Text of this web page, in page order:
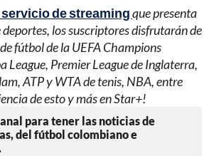
de streamingque presenta
los suscriptores disfrutarán de
fútbol de la UEFA Champions
League, Premier League de Inglaterra,
ATP y WTA de tenis, NBA, entre
de esto y más en Star+!
para tener las noticias de
del fútbol colombiano e